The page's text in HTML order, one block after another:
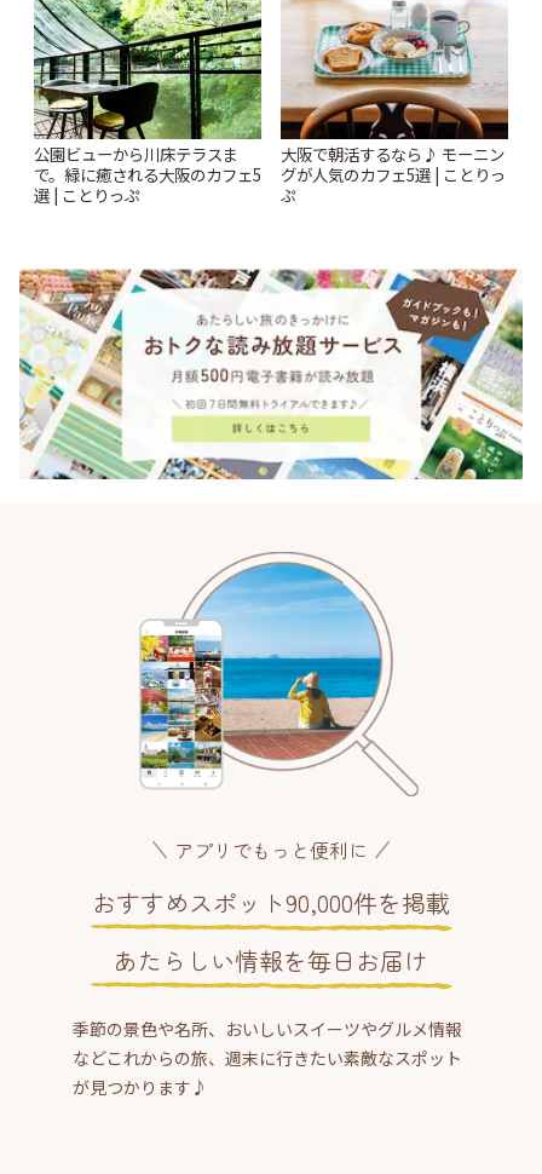
公園ビューから川床テラスま
で。緑に癒される大阪のカフェ5
選 | ことりっぷ
大阪で朝活するなら♪ モーニン
グが人気のカフェ5選 | ことりっ
ぷ
アプリでもっと便利に
おすすめスポット90,000件を掲載
あたらしい情報を毎日お届け
季節の景色や名所、おいしいスイーツやグルメ情報
などこれからの旅、週末に行きたい素敵なスポット
が見つかります♪